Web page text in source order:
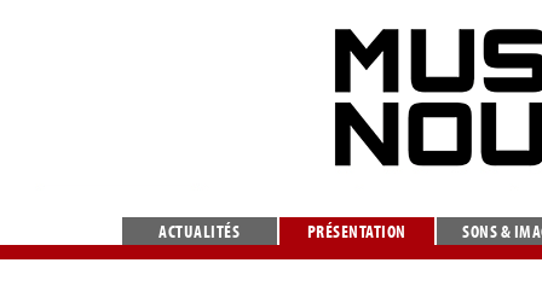
ACTUALITÉS PRÉSENTATION SONS &